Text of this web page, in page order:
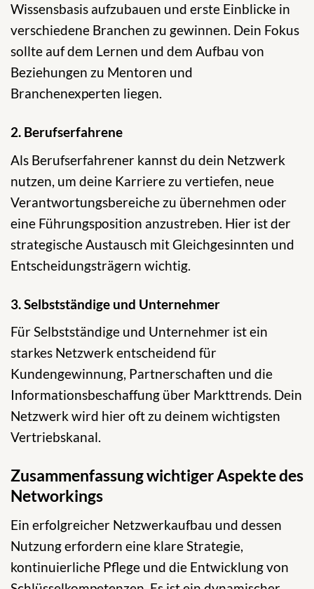
Wissensbasis aufzubauen und erste Einblicke in
verschiedene Branchen zu gewinnen. Dein Fokus
sollte auf dem Lernen und dem Aufbau von
Beziehungen zu Mentoren und
Branchenexperten liegen.
2. Berufserfahrene
Als Berufserfahrener kannst du dein Netzwerk
nutzen, um deine Karriere zu vertiefen, neue
Verantwortungsbereiche zu übernehmen oder
eine Führungsposition anzustreben. Hier ist der
strategische Austausch mit Gleichgesinnten und
Entscheidungsträgern wichtig.
3. Selbstständige und Unternehmer
Für Selbstständige und Unternehmer ist ein
starkes Netzwerk entscheidend für
Kundengewinnung, Partnerschaften und die
Informationsbeschaffung über Markttrends. Dein
Netzwerk wird hier oft zu deinem wichtigsten
Vertriebskanal.
Zusammenfassung wichtiger Aspekte des
Networkings
Ein erfolgreicher Netzwerkaufbau und dessen
Nutzung erfordern eine klare Strategie,
kontinuierliche Pflege und die Entwicklung von